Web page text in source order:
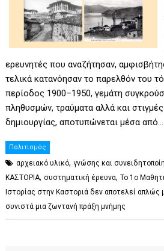
ερευνητές που αναζήτησαν,
τελικά κατανόησαν το παρελθόν του
περίοδος 1900–1950, γεμάτη
πληθυσμών, τραύματα αλλά και
δημιουργίας, αποτυπώνεται μέσα από…
Πολιτισμός
αρχειακό υλικό,γνώσης και
ΚΑΣΤΟΡΙΑ,συστηματική έρευνα,Το 1ο
Ιστορίας στην Καστοριά δεν αποτελεί απλώς
συνιστά μια ζωντανή πράξη μνήμης